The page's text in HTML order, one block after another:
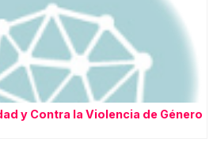
y Contra la Violencia de Género